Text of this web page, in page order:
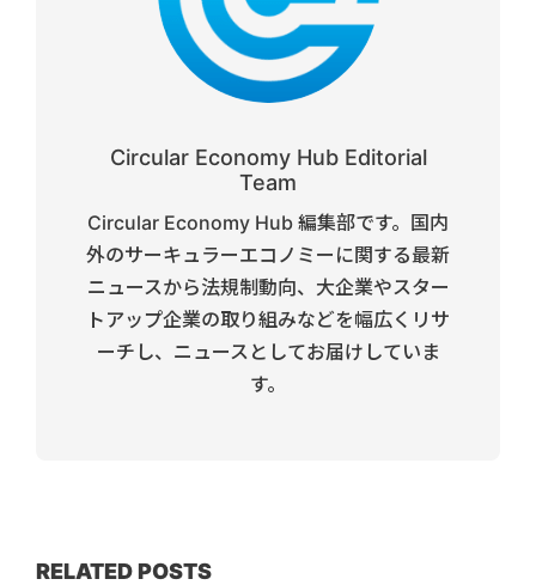
Circular Economy Hub Editorial
Team
Circular Economy Hub 編集部です。国内
外のサーキュラーエコノミーに関する最新
ニュースから法規制動向、大企業やスター
トアップ企業の取り組みなどを幅広くリサ
ーチし、ニュースとしてお届けしていま
す。
RELATED POSTS